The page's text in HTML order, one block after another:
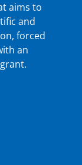
aims to
and
forced
an